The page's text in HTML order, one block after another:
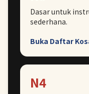
Dasar untuk
sederhana.
Buka Daftar
N4